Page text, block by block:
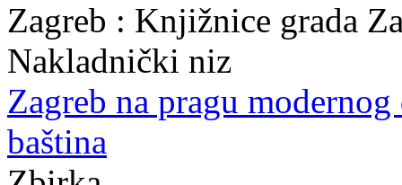
Zagreb : Knjižnice grada
Nakladnički niz
Zagreb na pragu modernog
baština